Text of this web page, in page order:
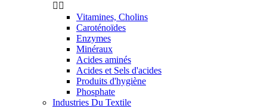
 
Vitamines, Cholins
Caroténoïdes
Enzymes
Minéraux
Acides aminés
Acides et Sels d'acides
Produits d'hygiène
Phosphate
Industries Du Textile